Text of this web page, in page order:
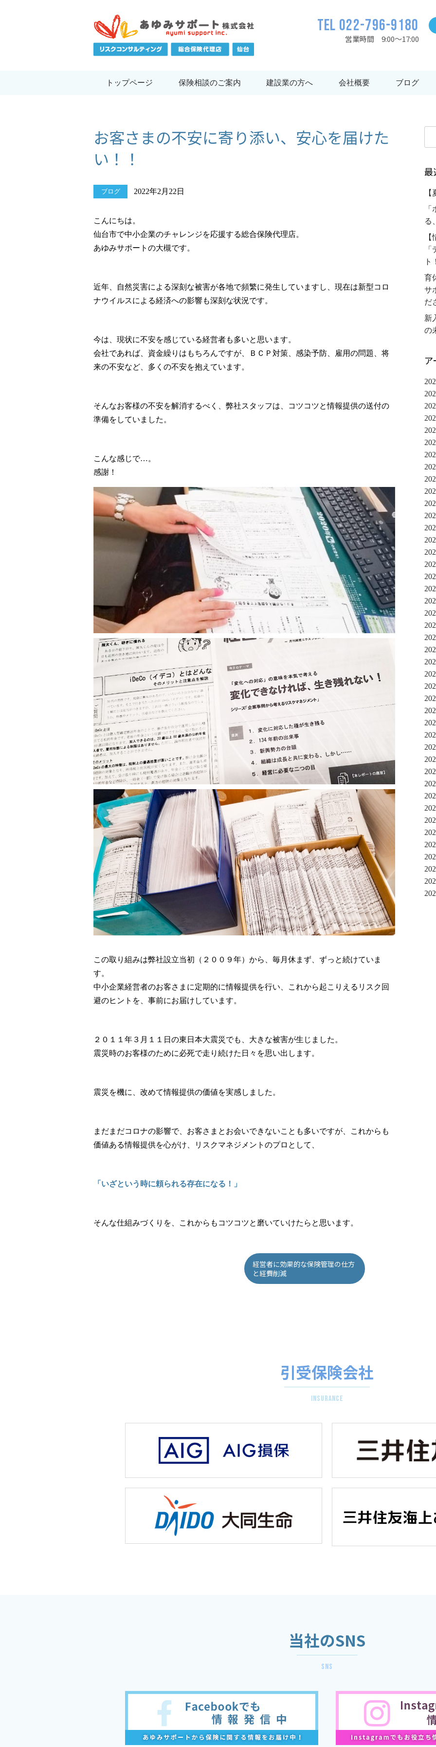
TEL 022-796-9180
営業時間 9:00～17:00
トップページ 保険相談のご案内 建設業の方へ 会社概要 ブログ
お客さまの不安に寄り添い、安心を届けた
い！！
ブログ 2022年2月22日
こんにちは。
仙台市で中小企業のチャレンジを応援する総合保険代理店。
あゆみサポートの大槻です。
近年、自然災害による深刻な被害が各地で頻繁に発生していますし、現在は新型コロ
ナウイルスによる経済への影響も深刻な状況です。
今は、現状に不安を感じている経営者も多いと思います。
会社であれば、資金繰りはもちろんですが、ＢＣＰ対策、感染予防、雇用の問題、将
来の不安など、多くの不安を抱えています。
そんなお客様の不安を解消するべく、弊社スタッフは、コツコツと情報提供の送付の
準備をしていました。
こんな感じで…。
感謝！
この取り組みは弊社設立当初（２００９年）から、毎月休まず、ずっと続けていま
す。
中小企業経営者のお客さまに定期的に情報提供を行い、これから起こりえるリスク回
避のヒントを、事前にお届けしています。
２０１１年３月１１日の東日本大震災でも、大きな被害が生じました。
震災時のお客様のために必死で走り続けた日々を思い出します。
震災を機に、改めて情報提供の価値を実感しました。
まだまだコロナの影響で、お客さまとお会いできないことも多いですが、これからも
価値ある情報提供を心がけ、リスクマネジメントのプロとして、
「いざという時に頼られる存在になる！」
そんな仕組みづくりを、これからもコツコツと磨いていけたらと思います。
経営者に効果的な保険管理の仕方
と経費削減
最
る
ト！
育
サ
だ
新
の
引受保険会社
insurance
当社のSNS
sns